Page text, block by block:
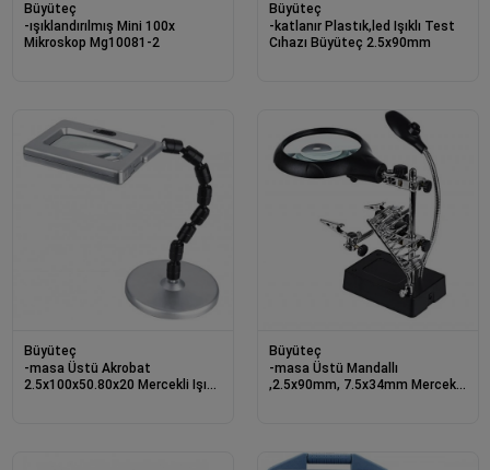
Büyüteç
-ışıklandırılmış Mini 100x
Mikroskop Mg10081-2
Büyüteç
-katlanır Plastık,led Işıklı Test
Cıhazı Büyüteç 2.5x90mm
Büyüteç
-masa Üstü Akrobat
2.5x100x50.80x20 Mercekli Işıklı
Büyüteç
-masa Üstü Mandallı
,2.5x90mm, 7.5x34mm Mercekli